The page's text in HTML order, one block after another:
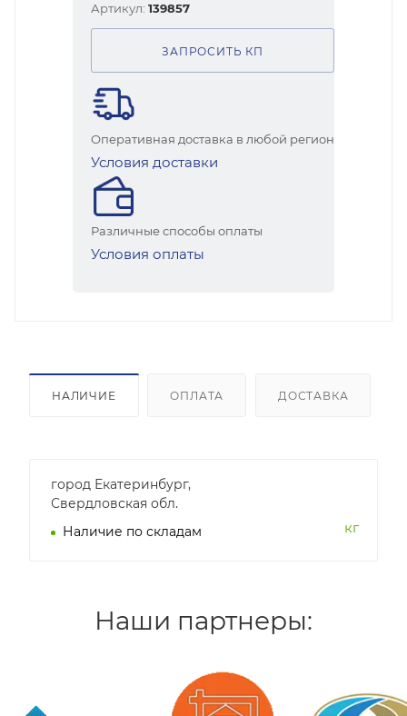
Артикул: 139857
ЗАПРОСИТЬ КП
Оперативная доставка в любой регион
Условия доставки
Различные способы оплаты
Условия оплаты
НАЛИЧИЕ ОПЛАТА ДОСТАВКА
город Екатеринбург,
Свердловская обл.
Наличие по складам
кг
Наши партнеры: